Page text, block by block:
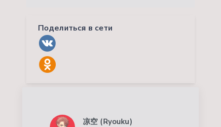
Поделиться в сети
凉空 (Ryouku)